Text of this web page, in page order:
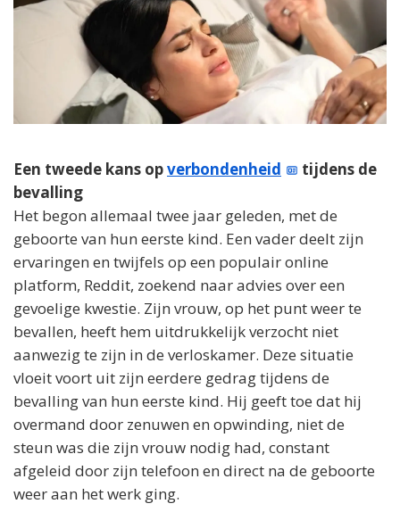
Een tweede kans opverbondenheid
tijdens de
bevalling
Het begon allemaal twee jaar geleden, met de
geboorte van hun eerste kind. Een vader deelt zijn
ervaringen en twijfels op een populair online
platform, Reddit, zoekend naar advies over een
gevoelige kwestie. Zijn vrouw, op het punt weer te
bevallen, heeft hem uitdrukkelijk verzocht niet
aanwezig te zijn in de verloskamer. Deze situatie
vloeit voort uit zijn eerdere gedrag tijdens de
bevalling van hun eerste kind. Hij geeft toe dat hij
overmand door zenuwen en opwinding, niet de
steun was die zijn vrouw nodig had, constant
afgeleid door zijn telefoon en direct na de geboorte
weer aan het werk ging.